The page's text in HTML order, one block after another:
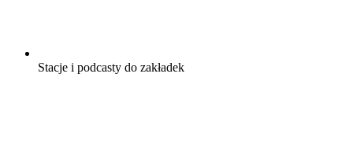
Stacje i podcasty do zakładek